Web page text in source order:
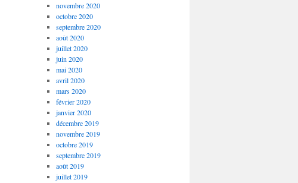
novembre 2020
octobre 2020
septembre 2020
août 2020
juillet 2020
juin 2020
mai 2020
avril 2020
mars 2020
février 2020
janvier 2020
décembre 2019
novembre 2019
octobre 2019
septembre 2019
août 2019
juillet 2019